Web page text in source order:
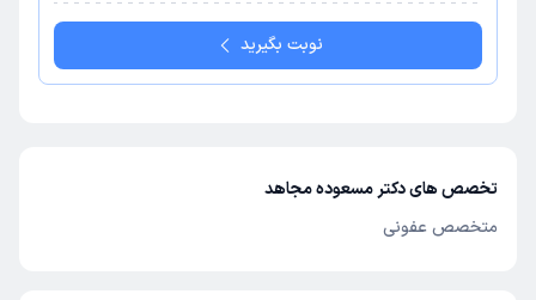
نوبت بگیرید
تخصص های دکتر مسعوده مجاهد
متخصص عفونی